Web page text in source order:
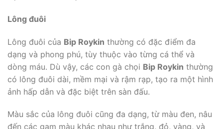
Lông đuôi
Lông đuôi của Bip Roykin thường có đặc điểm đa
dạng và phong phú, tùy thuộc vào từng cá thể và
dòng máu. Dù vậy, các con gà chọi Bip Roykin thường
có lông đuôi dài, mềm mại và rậm rạp, tạo ra một hình
ảnh hấp dẫn và đặc biệt trên sàn đấu.
Màu sắc của lông đuôi cũng đa dạng, từ màu đen, nâu
đến các gam màu khác nhau như trắng, đỏ, vàng, và